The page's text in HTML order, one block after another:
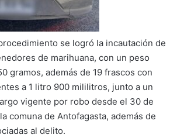
se logró la incautación de
de marihuana, con un peso
gramos, además de 19 frascos con
a 1 litro 900 mililitros, junto a un
vigente por robo desde el 30 de
comuna de Antofagasta, además de
al delito.